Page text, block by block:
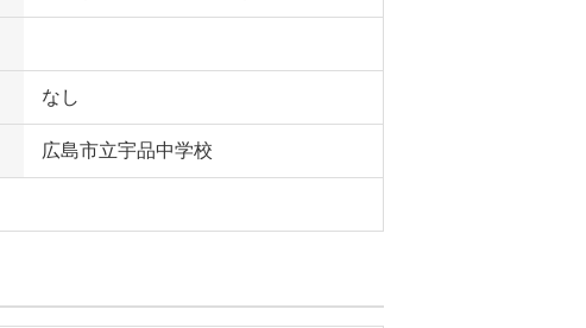
なし
広島市立宇品中学校